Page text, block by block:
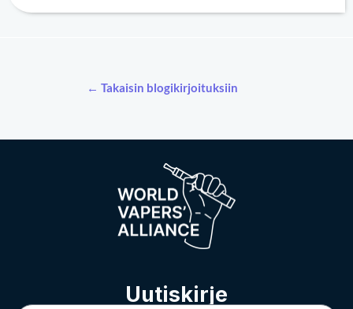
← Takaisin blogikirjoituksiin
Uutiskirje